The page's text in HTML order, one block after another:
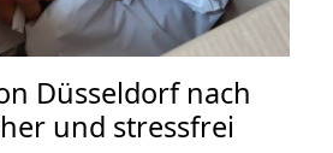
Düsseldorf nach
und stressfrei